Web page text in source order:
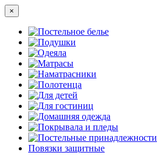
×
Постельное белье
Подушки
Одеяла
Матрасы
Наматрасники
Полотенца
Для детей
Для гостиниц
Домашняя одежда
Покрывала и пледы
Постельные принадлежности
Повязки защитные